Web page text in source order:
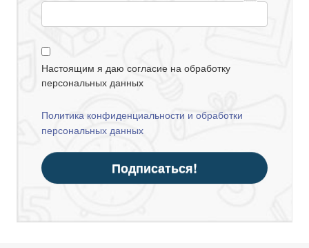
Настоящим я даю согласие на обработку
персональных данных
Политика конфиденциальности и обработки
персональных данных
Подписаться!